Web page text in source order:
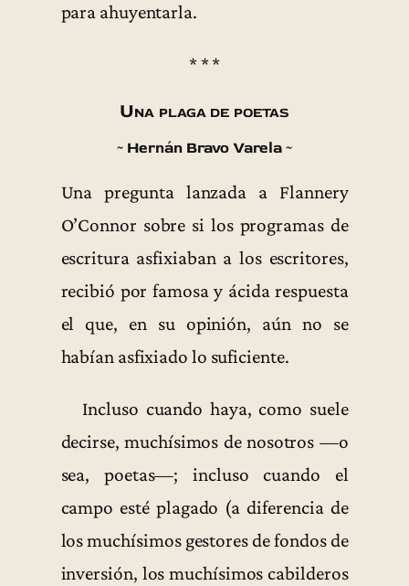
para ahuyentarla.
* * *
Una plaga de poetas
~ Hernán Bravo Varela ~
Una pregunta lanzada a Flannery
O’Connor sobre si los programas de
escritura asfixiaban a los escritores,
recibió por famosa y ácida respuesta
el que, en su opinión, aún no se
habían asfixiado lo suficiente.
Incluso cuando haya, como suele
decirse, muchísimos de nosotros —o
sea, poetas—; incluso cuando el
campo esté plagado (a diferencia de
los muchísimos gestores de fondos de
inversión, los muchísimos cabilderos